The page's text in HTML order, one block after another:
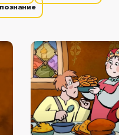
познание